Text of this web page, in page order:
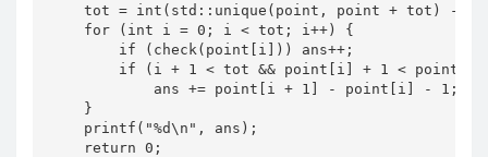
tot = int(std::unique(point, point + tot) -
    for (int i = 0; i < tot; i++) {
        if (check(point[i])) ans++;
if (i + 1 < tot && point[i] + 1 < point[i
            ans += point[i + 1] - point[i] - 1;
    }
    printf("%d\n", ans);
    return 0;